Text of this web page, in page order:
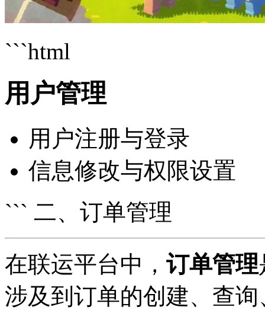
```html
用户管理
用户注册与登录
信息修改与权限设置
``` 二、订单管理
在联运平台中， 订单管理
涉及到订单的创建、查